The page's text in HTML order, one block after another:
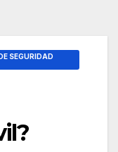
SEGURIDAD